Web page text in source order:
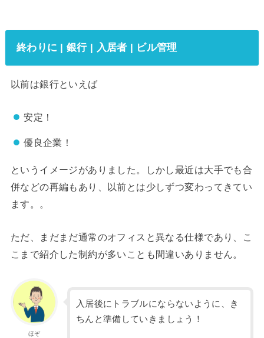
終わりに | 銀行 | 入居者 | ビル管理
以前は銀行といえば
安定！
優良企業！
というイメージがありました。しかし最近は大手でも合
併などの再編もあり、以前とは少しずつ変わってきてい
ます。。
ただ、まだまだ通常のオフィスと異なる仕様であり、こ
こまで紹介した制約が多いことも間違いありません。
ほぞ
入居後にトラブルにならないように、き
ちんと準備していきましょう！